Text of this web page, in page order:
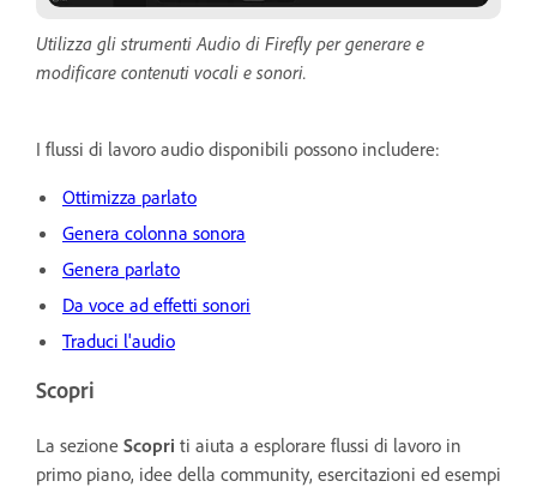
Utilizza gli strumenti Audio di Firefly per generare e
modificare contenuti vocali e sonori.
I flussi di lavoro audio disponibili possono includere:
Ottimizza parlato
Genera colonna sonora
Genera parlato
Da voce ad effetti sonori
Traduci l'audio
Scopri
La sezione Scopri ti aiuta a esplorare flussi di lavoro in
primo piano, idee della community, esercitazioni ed esempi